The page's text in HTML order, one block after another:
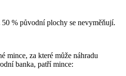
% původní plochy se nevyměňují.
mince, za které může náhradu
banka, patří mince: